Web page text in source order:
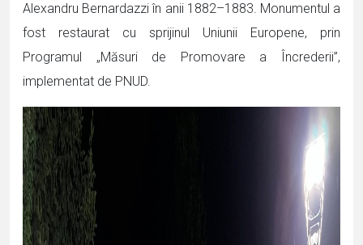
Alexandru Bernardazzi în anii 1882–1883. Monumentul a
fost restaurat cu sprijinul Uniunii Europene, prin
Programul „Măsuri de Promovare a Încrederii”,
implementat de PNUD.